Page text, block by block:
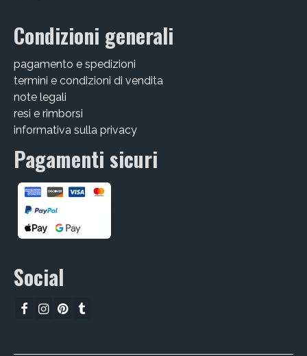
PORTFOLIO
CHI SIAMO
CONTATTI
GUIDA ALL’ACQUISTO
Condizioni generali
pagamento e spedizioni
termini e condizioni di vendita
note legali
resi e rimborsi
informativa sulla privacy
Pagamenti sicuri
Social